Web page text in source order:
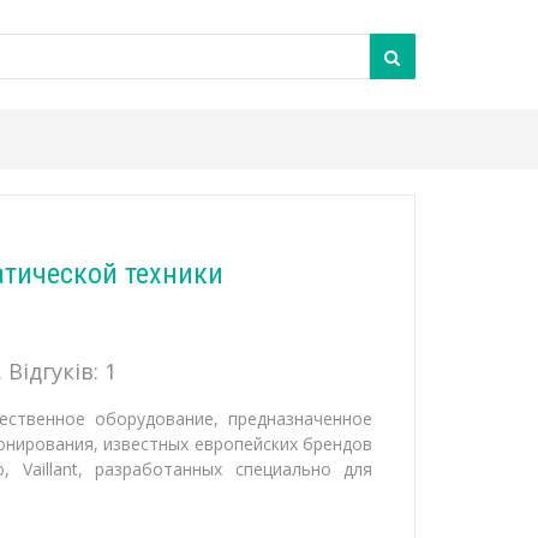
техники
1
оборудование, предназначенное
известных европейских брендов
Vaillant, разработанных специально для